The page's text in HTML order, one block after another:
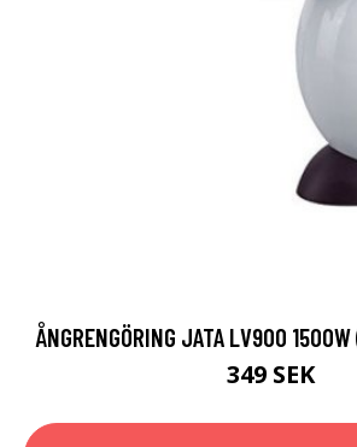
ÅNGRENGÖRING JATA LV900 1500W
349 SEK